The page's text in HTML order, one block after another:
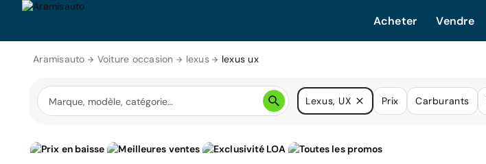
Acheter Vendre
Aramisauto Voiture occasion lexus lexus ux
Lexus, UX Prix Carburants